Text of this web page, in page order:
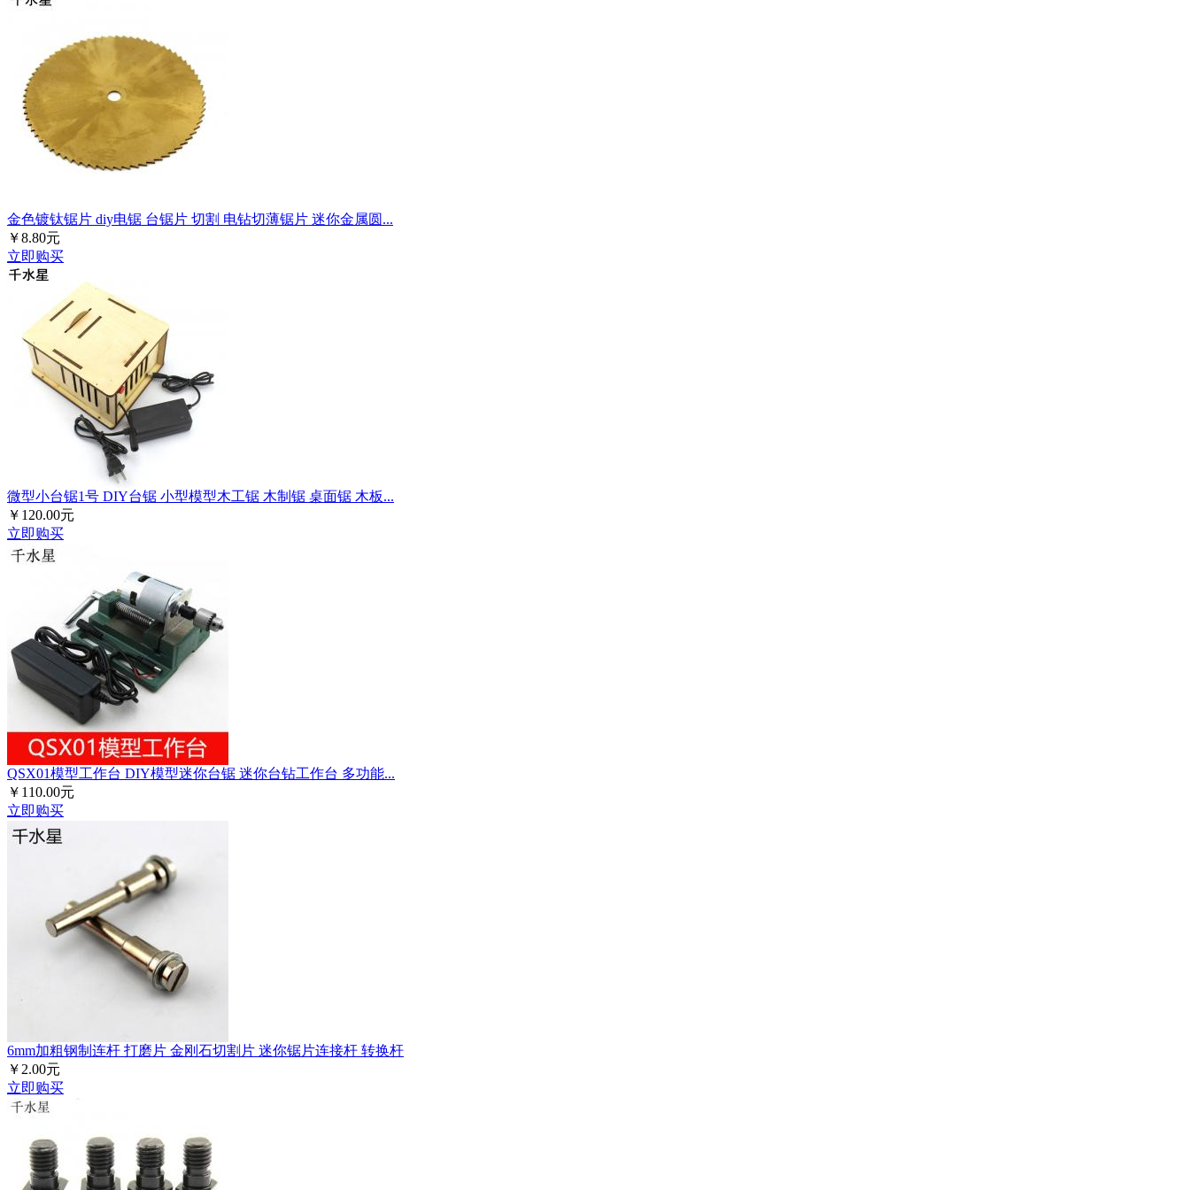
金色镀钛锯片 diy电锯 台锯片 切割 电钻切薄锯片 迷你金属圆...
￥8.80元
立即购买
微型小台锯1号 DIY台锯 小型模型木工锯 木制锯 桌面锯 木板...
￥120.00元
立即购买
QSX01模型工作台 DIY模型迷你台锯 迷你台钻工作台 多功能...
￥110.00元
立即购买
6mm加粗钢制连杆 打磨片 金刚石切割片 迷你锯片连接杆 转换杆
￥2.00元
立即购买